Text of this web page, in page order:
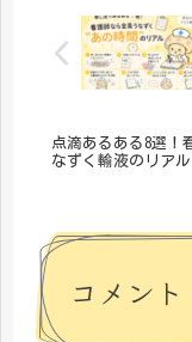
点滴あるある8選！
なずく輸液のリアル
コメント